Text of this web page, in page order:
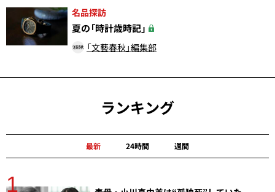
名品探訪
夏の「時計歳時記」
「文藝春秋」編集部
ランキング
最新 24時間 週間
1